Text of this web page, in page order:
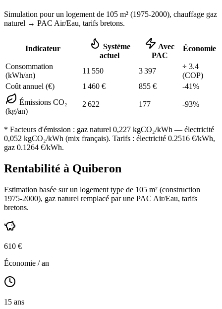
Simulation pour un logement de 105 m² (1975-2000), chauffage gaz
naturel → PAC Air/Eau, tarifs bretons.
Indicateur
Système
actuel
Avec
PAC
Économie
Consommation
(kWh/an)
11 550 3 397
÷ 3.4
(COP)
Coût annuel (€)
1 460 € 855 € -41%
Émissions CO₂
(kg/an)
2 622 177 -93%
* Facteurs d'émission : gaz naturel 0,227 kgCO₂/kWh — électricité
0,052 kgCO₂/kWh (mix français). Tarifs : électricité 0.2516 €/kWh,
gaz 0.1264 €/kWh.
Rentabilité à Quiberon
Estimation basée sur un logement type de 105 m² (construction
1975-2000), gaz naturel remplacé par une PAC Air/Eau, tarifs
bretons.
610 €
Économie / an
15 ans